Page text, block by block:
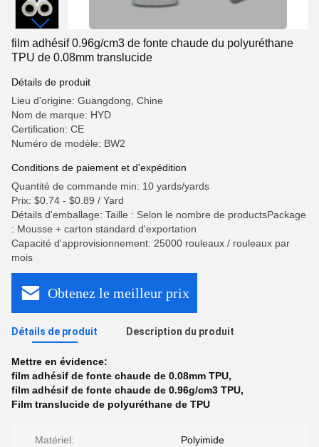
film adhésif 0.96g/cm3 de fonte chaude du polyuréthane
TPU de 0.08mm translucide
Détails de produit
Lieu d'origine: Guangdong, Chine
Nom de marque: HYD
Certification: CE
Numéro de modèle: BW2
Conditions de paiement et d'expédition
Quantité de commande min: 10 yards/yards
Prix: $0.74 - $0.89 / Yard
Détails d'emballage: Taille : Selon le nombre de productsPackage
: Mousse + carton standard d'exportation
Capacité d'approvisionnement: 25000 rouleaux / rouleaux par
mois
Obtenez le meilleur prix
Détails de produit Description du produit
Mettre en évidence:
film adhésif de fonte chaude de 0.08mm TPU,
film adhésif de fonte chaude de 0.96g/cm3 TPU,
Film translucide de polyuréthane de TPU
Matériel: Polyimide